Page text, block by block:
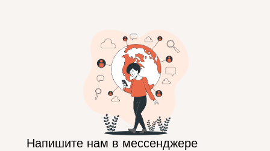
Напишите нам в мессенджере